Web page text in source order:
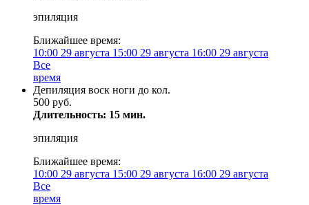
эпиляция
Ближайшее время:
10:00 29 августа 15:00 29 августа 16:00 29 августа
Все
время
Депиляция воск ноги до кол.
500 руб.
Длительность: 15 мин.
эпиляция
Ближайшее время:
10:00 29 августа 15:00 29 августа 16:00 29 августа
Все
время